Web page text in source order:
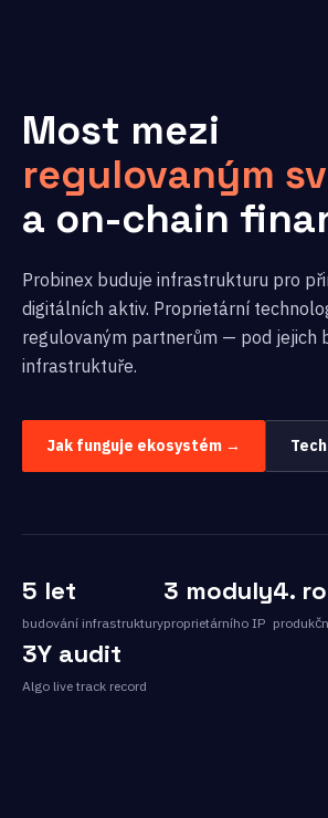
Most mezi
regulovaným
a on-chain
Probinex buduje infrastrukturu pro
digitálních aktiv. Proprietární
regulovaným partnerům — pod jejich
infrastruktuře.
Jak funguje ekosystém →
5 let
budování infrastruktury
3 moduly
proprietárního IP
4.
3Y audit
Algo live track record